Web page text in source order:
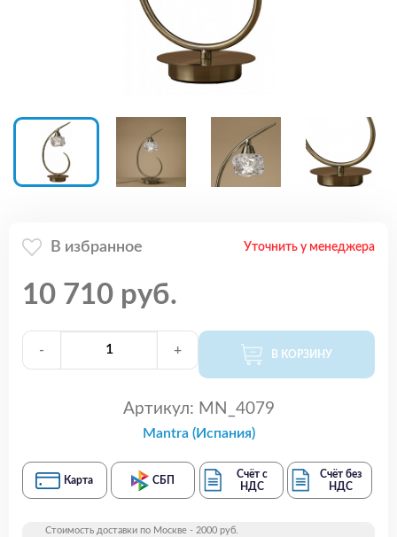
В избранное Уточнить у менеджера
10 710 руб.
- + В КОРЗИНУ
Артикул: MN_4079
Mantra (Испания)
Карта СБП
Счёт с
НДС
Счёт без
НДС
Стоимость доставки по Москве - 2000 руб.